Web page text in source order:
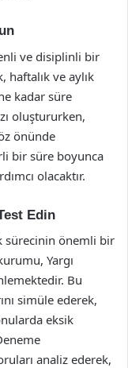
ve disiplinli bir
haftalık ve aylık
kadar süre
oluştururken,
önünde
bir süre boyunca
olacaktır.
Edin
sürecinin önemli bir
Yargı
Bu
simüle ederek,
eksik
analiz ederek,